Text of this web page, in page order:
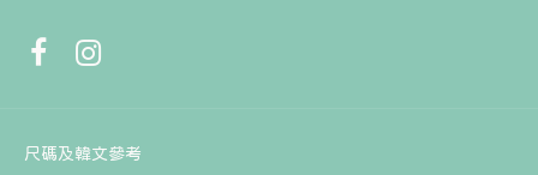
尺碼及韓文參考